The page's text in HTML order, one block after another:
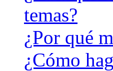
temas?
¿Por qué
¿Cómo